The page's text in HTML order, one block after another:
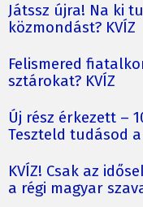
Játssz újra! Na ki
közmondást? KVÍZ
Felismered
sztárokat? KVÍZ
Új rész érkezett –
Teszteld tudásod
KVÍZ! Csak az
a régi magyar